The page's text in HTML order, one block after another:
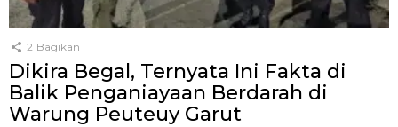
2 Bagikan
Dikira Begal, Ternyata Ini Fakta di
Balik Penganiayaan Berdarah di
Warung Peuteuy Garut